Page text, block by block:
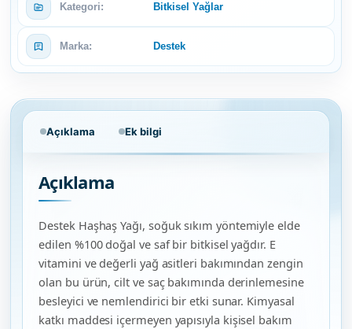
Kategori: Bitkisel Yağlar
Marka: Destek
Açıklama Ek bilgi
Açıklama
Destek Haşhaş Yağı, soğuk sıkım yöntemiyle elde
edilen %100 doğal ve saf bir bitkisel yağdır. E
vitamini ve değerli yağ asitleri bakımından zengin
olan bu ürün, cilt ve saç bakımında derinlemesine
besleyici ve nemlendirici bir etki sunar. Kimyasal
katkı maddesi içermeyen yapısıyla kişisel bakım